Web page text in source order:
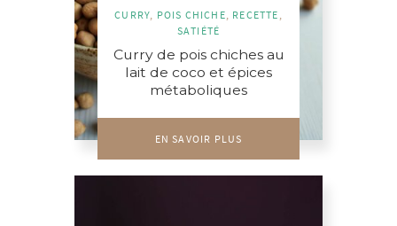
CURRY, POIS CHICHE, RECETTE ,
SATIÉTÉ
Curry de pois chiches au
lait de coco et épices
métaboliques
EN SAVOIR PLUS